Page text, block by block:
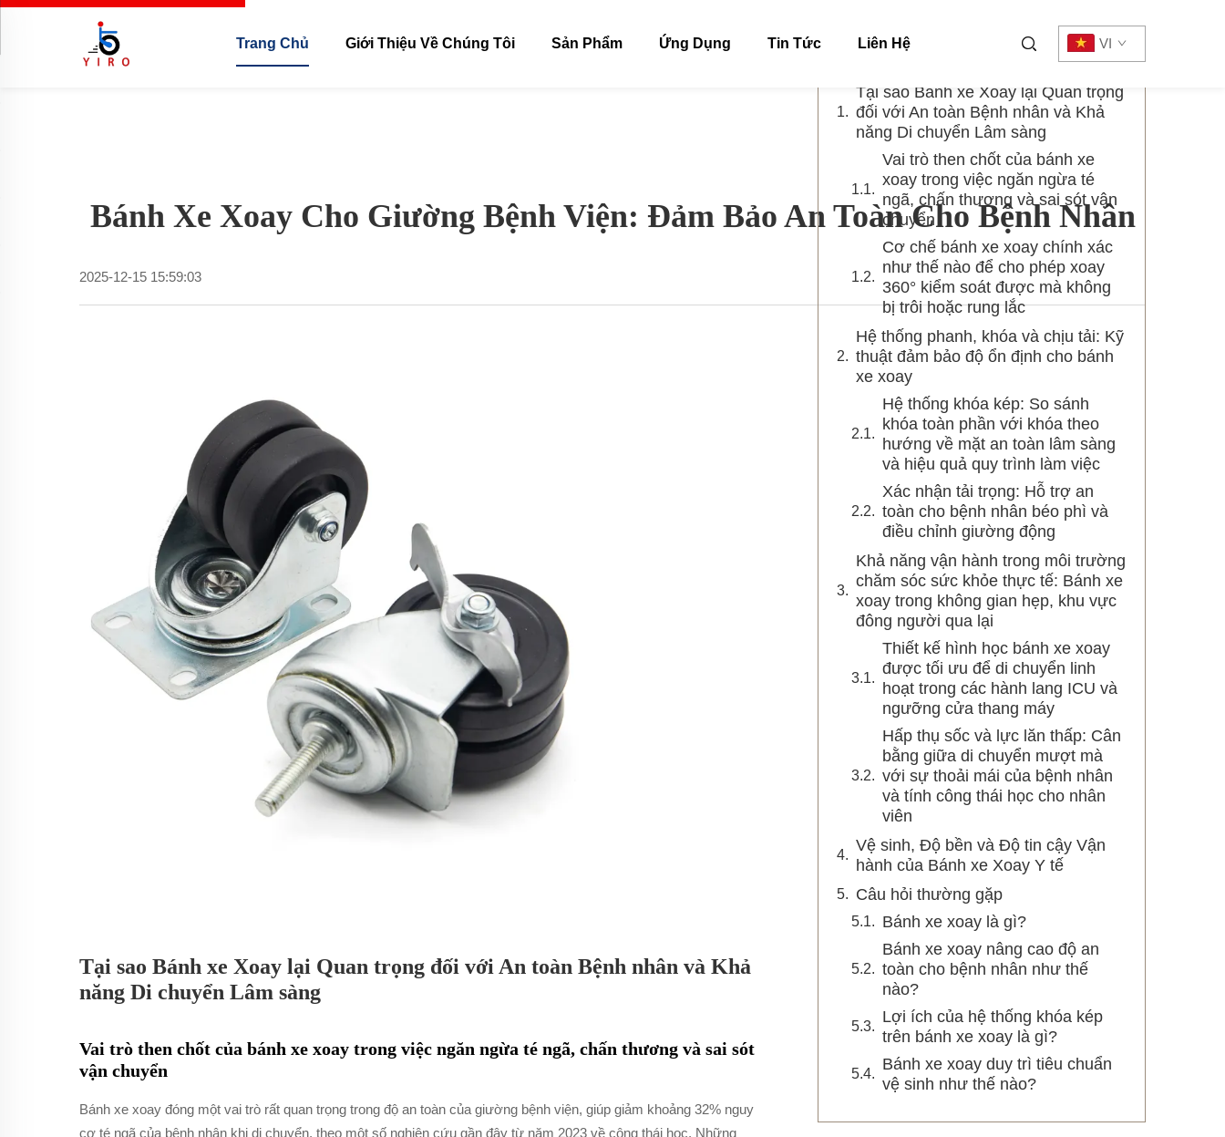
Trang Chủ Giới Thiệu Về Chúng Tôi Sản Phẩm Ứng Dụng Tin Tức Liên Hệ VI
Bánh Xe Xoay Cho Giường Bệnh Viện: Đảm Bảo An Toàn Cho Bệnh Nhân
2025-12-15 15:59:03
Tại sao Bánh xe Xoay lại Quan trọng đối với An toàn Bệnh nhân và Khả
năng Di chuyển Lâm sàng
Vai trò then chốt của bánh xe xoay trong việc ngăn ngừa té ngã, chấn thương và sai sót
vận chuyển
Bánh xe xoay đóng một vai trò rất quan trọng trong độ an toàn của giường bệnh viện, giúp giảm khoảng 32% nguy
cơ té ngã của bệnh nhân khi di chuyển, theo một số nghiên cứu gần đây từ năm 2023 về công thái học. Những
Mục lục
Tại sao Bánh xe Xoay lại Quan trọng
đối với An toàn Bệnh nhân và Khả
năng Di chuyển Lâm sàng
Vai trò then chốt của bánh xe
xoay trong việc ngăn ngừa té
ngã, chấn thương và sai sót vận
chuyển
Cơ chế bánh xe xoay chính xác
như thế nào để cho phép xoay
360° kiểm soát được mà không
bị trôi hoặc rung lắc
Hệ thống phanh, khóa và chịu tải: Kỹ
thuật đảm bảo độ ổn định cho bánh
xe xoay
Hệ thống khóa kép: So sánh
khóa toàn phần với khóa theo
hướng về mặt an toàn lâm sàng
và hiệu quả quy trình làm việc
Xác nhận tải trọng: Hỗ trợ an
toàn cho bệnh nhân béo phì và
điều chỉnh giường động
Khả năng vận hành trong môi trường
chăm sóc sức khỏe thực tế: Bánh xe
xoay trong không gian hẹp, khu vực
đông người qua lại
Thiết kế hình học bánh xe xoay
được tối ưu để di chuyển linh
hoạt trong các hành lang ICU và
ngưỡng cửa thang máy
Hấp thụ sốc và lực lăn thấp: Cân
bằng giữa di chuyển mượt mà
với sự thoải mái của bệnh nhân
và tính công thái học cho nhân
viên
Vệ sinh, Độ bền và Độ tin cậy Vận
hành của Bánh xe Xoay Y tế
Câu hỏi thường gặp
Bánh xe xoay là gì?
Bánh xe xoay nâng cao độ an
toàn cho bệnh nhân như thế
nào?
Lợi ích của hệ thống khóa kép
trên bánh xe xoay là gì?
Bánh xe xoay duy trì tiêu chuẩn
vệ sinh như thế nào?